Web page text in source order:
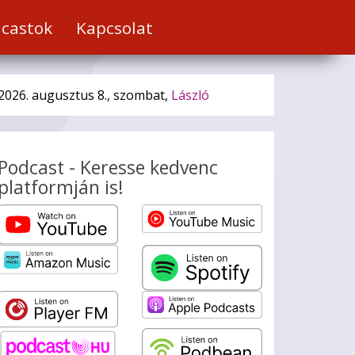
Kapcsolat
augusztus 8., szombat, László
- Keresse kedvenc
is!